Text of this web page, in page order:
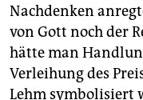
Nachdenken
von Gott noch der
hätte man
Verleihung des
Lehm symbolisiert